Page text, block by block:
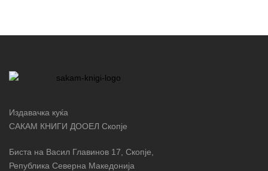
Издавачка куќа
САКАМ КНИГИ ДООЕЛ Скопје
Биста на Васил Главинов 17, Скопје,
Република Северна Македонија